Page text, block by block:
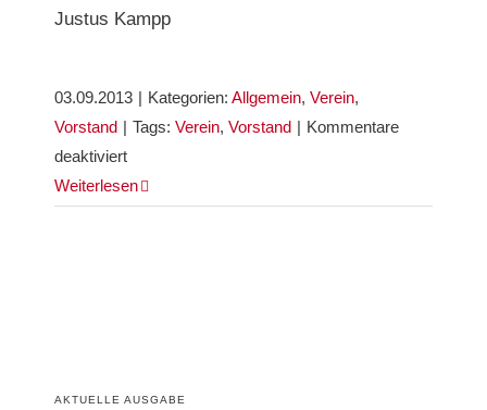
Justus Kampp
03.09.2013 | Kategorien: Allgemein, Verein,
Vorstand | Tags: Verein, Vorstand | Kommentare
deaktiviertfür
Neustart
Weiterlesen
AKTUELLE AUSGABE